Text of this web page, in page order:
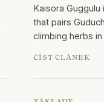
Kaisora
that pairs
climbing herbs
ČÍST ČLÁNEK